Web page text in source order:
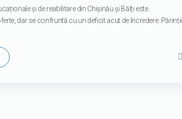
și de reabilitare din Chișinău și Bălți este
dar se confruntă cu un deficit acut de încredere. Părinții